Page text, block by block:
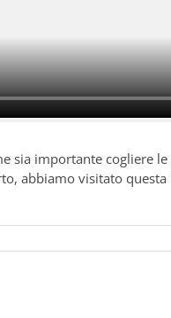
sia importante cogliere
abbiamo visitato questa